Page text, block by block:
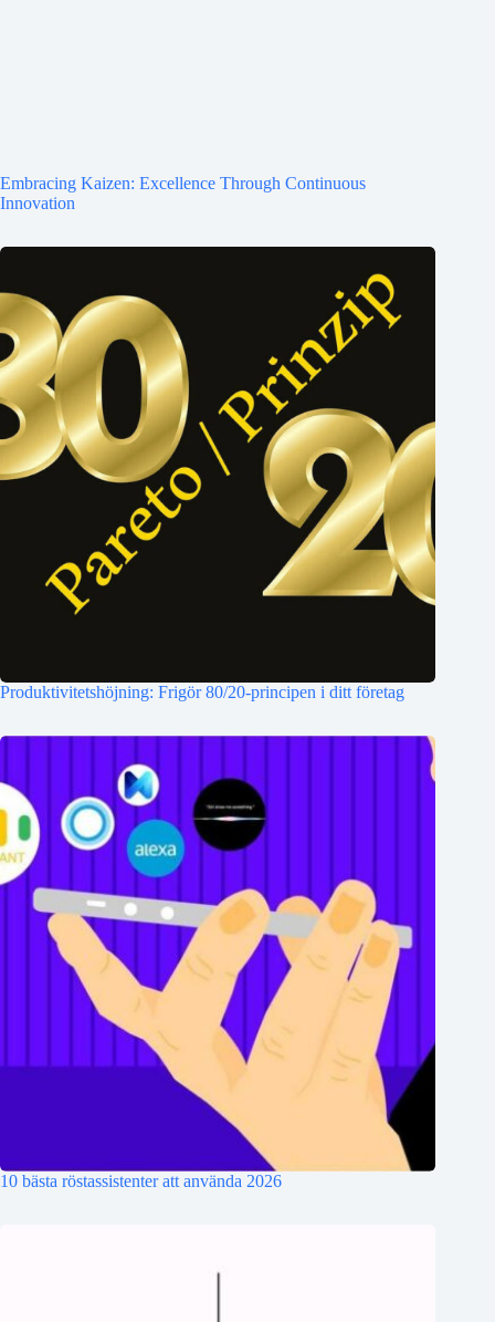
Embracing Kaizen: Excellence Through Continuous
Innovation
Produktivitetshöjning: Frigör 80/20-principen i ditt företag
10 bästa röstassistenter att använda 2026